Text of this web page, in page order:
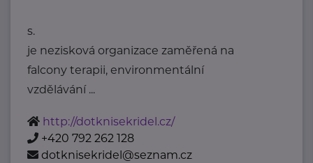
s.
je nezisková organizace zaměřená na
falcony terapii, environmentální
vzdělávání ...
http://dotknisekridel.cz/
+420 792 262 128
dotknisekridel@seznam.cz